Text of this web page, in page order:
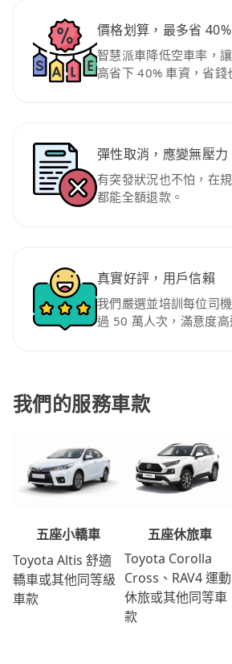
價格划算，最多省 40%
智慧派車降低空車率，
高省下 40% 車資，省錢
彈性取消，應變無壓力
有突發狀況也不怕，在
都能全額退款。
真實好評，用戶信賴
我們嚴選並培訓每位司
過 50 萬人次，滿意度高
我們的服務車款
五座小轎車
Toyota Altis 舒適
轎車或其他同等級
車款
五座休旅車
Toyota Corolla
Cross、RAV4 運動
休旅或其他同等車
款